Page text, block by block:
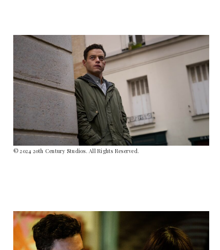
© 2024 20th Century Studios. All Rights Reserved.